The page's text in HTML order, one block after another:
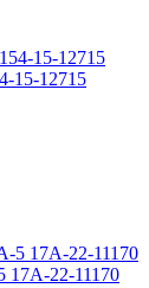
15-12715
22-11170